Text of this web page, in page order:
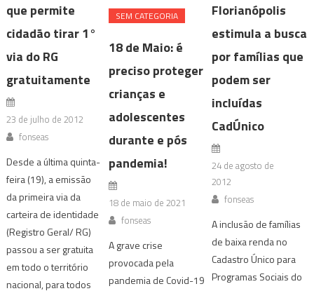
que permite
cidadão tirar 1°
via do RG
gratuitamente
23 de julho de 2012
fonseas
Desde a última quinta-
feira (19), a emissão
da primeira via da
carteira de identidade
(Registro Geral/ RG)
passou a ser gratuita
em todo o território
nacional, para todos
SEM CATEGORIA
18 de Maio: é
preciso proteger
crianças e
adolescentes
durante e pós
pandemia!
18 de maio de 2021
fonseas
A grave crise
provocada pela
pandemia de Covid-19
Florianópolis
estimula a busca
por famílias que
podem ser
incluídas
CadÚnico
24 de agosto de
2012
fonseas
A inclusão de famílias
de baixa renda no
Cadastro Único para
Programas Sociais do